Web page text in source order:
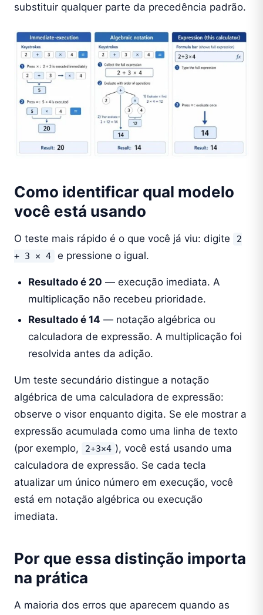
substituir qualquer parte da precedência padrão.
Como identificar qual modelo
você está usando
O teste mais rápido é o que você já viu: digite
2
+ 3 × 4
e pressione o igual.
Resultado é 20 — execução imediata. A
multiplicação não recebeu prioridade.
Resultado é 14 — notação algébrica ou
calculadora de expressão. A multiplicação foi
resolvida antes da adição.
Um teste secundário distingue a notação
algébrica de uma calculadora de expressão:
observe o visor enquanto digita. Se ele mostrar a
expressão acumulada como uma linha de texto
(por exemplo,
2+3×4 ), você está usando uma
calculadora de expressão. Se cada tecla
atualizar um único número em execução, você
está em notação algébrica ou execução
imediata.
Por que essa distinção importa
na prática
A maioria dos erros que aparecem quando as